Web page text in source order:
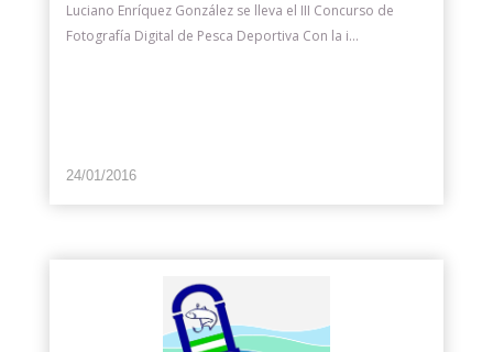
Luciano Enríquez González se lleva el III Concurso de
Fotografía Digital de Pesca Deportiva Con la i...
24/01/2016